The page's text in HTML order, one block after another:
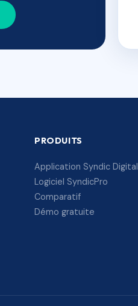
PRODUITS
Application Syndic Digital
Logiciel SyndicPro
Comparatif
Démo gratuite